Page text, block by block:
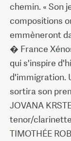
chemin. « Son
compositions
emmèneront
� France
qui s'inspire
d'immigration.
sortira son
JOVANA
tenor/
TIMOTHÉE